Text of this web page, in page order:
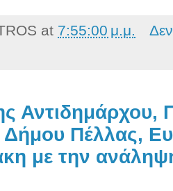
at 7:55:00 μ.μ.
Αντιδημάρχου,
Δήμου Πέλλας,
με την